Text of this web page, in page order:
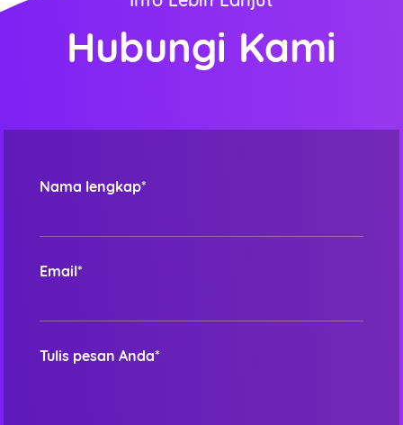
Hubungi Kami
Nama lengkap*
Email*
Tulis pesan Anda*